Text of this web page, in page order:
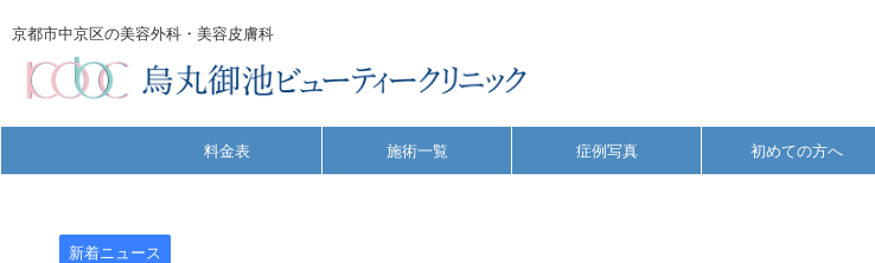
京都市中京区の美容外科・美容皮膚科
料金表 施術一覧 症例写真 初めての方へ
新着ニュース